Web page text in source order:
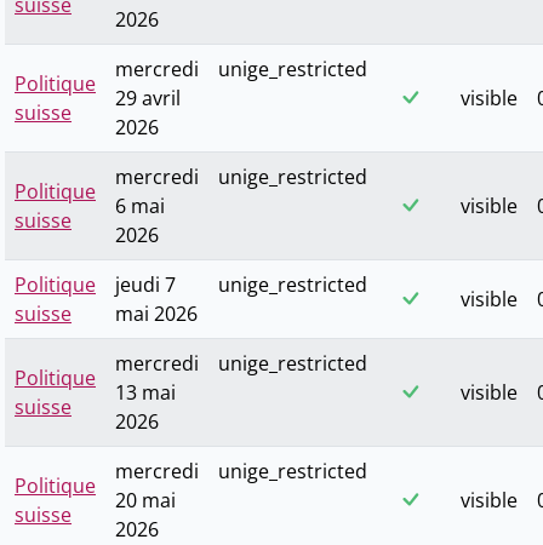
2026
Politique
suisse
mercredi
29 avril
2026
unige_restricted
visible
Politique
suisse
mercredi
6 mai
2026
unige_restricted
visible
Politique
suisse
jeudi 7
mai 2026
unige_restricted
visible
Politique
suisse
mercredi
13 mai
2026
unige_restricted
visible
Politique
suisse
mercredi
20 mai
2026
unige_restricted
visible